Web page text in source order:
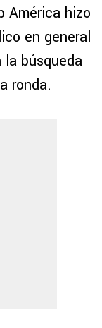
América hizo
en general
la búsqueda
ronda.